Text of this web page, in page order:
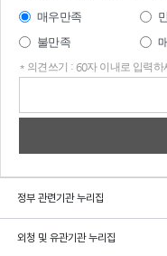
매우만족
불만족
* 의견쓰기 : 60자 이내로 입력하
정부 관련기관 누리집
외청 및 유관기관 누리집